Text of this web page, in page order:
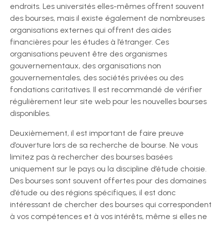
endroits. Les universités elles-mêmes offrent souvent
des bourses, mais il existe également de nombreuses
organisations externes qui offrent des aides
financières pour les études à l’étranger. Ces
organisations peuvent être des organismes
gouvernementaux, des organisations non
gouvernementales, des sociétés privées ou des
fondations caritatives. Il est recommandé de vérifier
régulièrement leur site web pour les nouvelles bourses
disponibles.
Deuxièmement, il est important de faire preuve
d’ouverture lors de sa recherche de bourse. Ne vous
limitez pas à rechercher des bourses basées
uniquement sur le pays ou la discipline d’étude choisie.
Des bourses sont souvent offertes pour des domaines
d’étude ou des régions spécifiques, il est donc
intéressant de chercher des bourses qui correspondent
à vos compétences et à vos intérêts, même si elles ne